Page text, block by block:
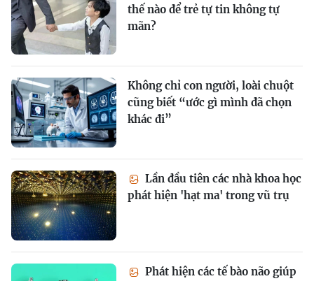
thế nào để trẻ tự tin không tự
mãn?
Không chỉ con người, loài chuột
cũng biết “ước gì mình đã chọn
khác đi”
Lần đầu tiên các nhà khoa học
phát hiện 'hạt ma' trong vũ trụ
Phát hiện các tế bào não giúp